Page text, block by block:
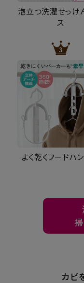
泡立つ洗濯せっけ
ス
よく乾くフードハ
カビ